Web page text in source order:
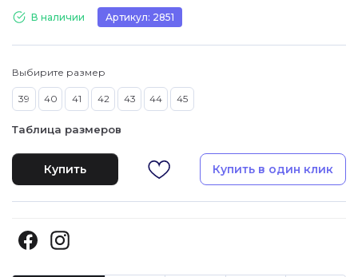
В наличии Артикул: 2851
Выбирите размер
39 40 41 42 43 44 45
Таблица размеров
Купить Купить в один клик